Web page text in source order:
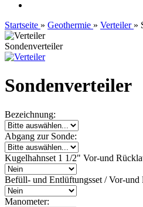
Startseite » Geothermie » Verteiler »
Sondenverteiler
Sondenverteiler
Bezeichnung:
Abgang zur Sonde:
Kugelhahnset 1 1/2" Vor-und
Befüll- und Entlüftungsset / Vor-und
Manometer: